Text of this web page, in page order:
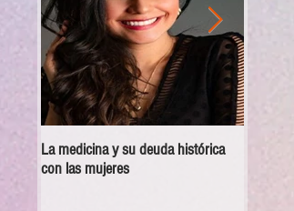
La medicina y su deuda histórica
con las mujeres